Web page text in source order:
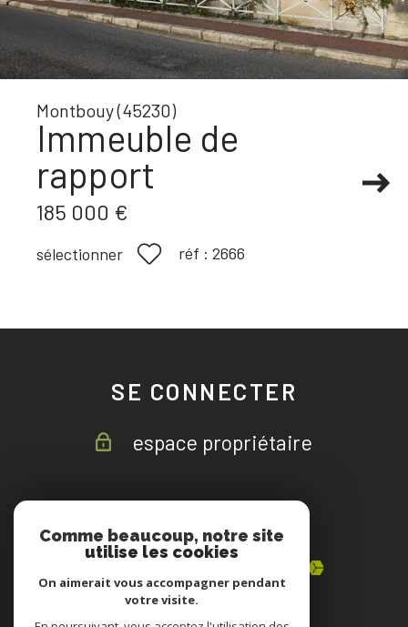
Montbouy (45230)
Immeuble de
rapport
185 000 €
sélectionner réf :2666
SE CONNECTER
espace propriétaire
ADHÉRENTS
Comme beaucoup, notre site
utilise les cookies
On aimerait vous accompagner pendant
votre visite.